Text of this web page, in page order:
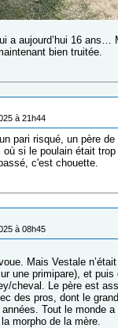
a aujourd’hui 16 ans…
bien truitée.
à 21h44
pari risqué, un père
si le poulain était
c'est chouette.
à 08h45
Mais Vestale
une primipare), et
cheval. Le père est
des pros, dont le
Tout le monde
morpho de la mère.